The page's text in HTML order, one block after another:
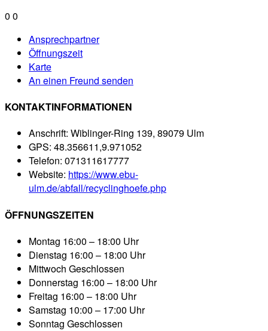
0 0
Ansprechpartner
Öffnungszeit
Karte
An einen Freund senden
KONTAKTINFORMATIONEN
Anschrift: Wiblinger-Ring 139, 89079 Ulm
GPS: 48.356611,9.971052
Telefon: 071311617777
Website: https://www.ebu-
ulm.de/abfall/recyclinghoefe.php
ÖFFNUNGSZEITEN
Montag 16:00 – 18:00 Uhr
Dienstag 16:00 – 18:00 Uhr
Mittwoch Geschlossen
Donnerstag 16:00 – 18:00 Uhr
Freitag 16:00 – 18:00 Uhr
Samstag 10:00 – 17:00 Uhr
Sonntag Geschlossen